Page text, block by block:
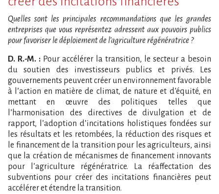
Quelles sont les principales recommandations que les grandes
entreprises que vous représentez adressent aux pouvoirs publics
pour favoriser le déploiement de l’agriculture régénératrice ?
D. R.-M. : Pour accélérer la transition, le secteur a besoin
du soutien des investisseurs publics et privés. Les
gouvernements peuvent créer un environnement favorable
à l’action en matière de climat, de nature et d’équité, en
mettant en œuvre des politiques telles que
l’harmonisation des directives de divulgation et de
rapport, l’adoption d’incitations holistiques fondées sur
les résultats et les retombées, la réduction des risques et
le financement de la transition pour les agriculteurs, ainsi
que la création de mécanismes de financement innovants
pour l’agriculture régénératrice. La réaffectation des
subventions pour créer des incitations financières peut
accélérer et étendre la transition.